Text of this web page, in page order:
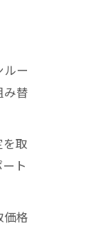
ー
み替
取
ト
価格